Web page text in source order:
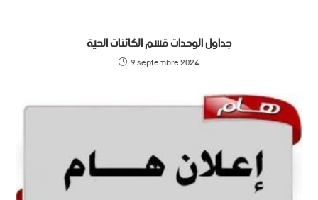
جداول الوحدات قسم الكائنات الحية
9 septembre 2024